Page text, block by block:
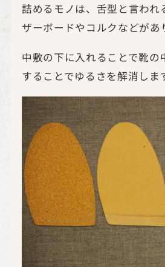
詰めるモノは、舌型と言われ
ザーボードやコルクなどがあ
中敷の下に入れることで靴の
することでゆるさを解消しま